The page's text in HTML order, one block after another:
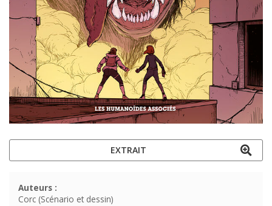
EXTRAIT
Auteurs :
Corc (Scénario et dessin)